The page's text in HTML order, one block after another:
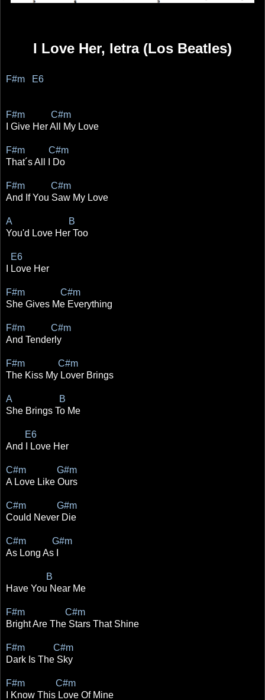
I Love Her, letra (Los Beatles)
F#m E6
F#m C#m
I Give Her All My Love
F#m C#m
That´s All I Do
F#m C#m
And If You Saw My Love
A B
You'd Love Her Too
E6
I Love Her
F#m C#m
She Gives Me Everything
F#m C#m
And Tenderly
F#m C#m
The Kiss My Lover Brings
A B
She Brings To Me
E6
And I Love Her
C#m G#m
A Love Like Ours
C#m G#m
Could Never Die
C#m G#m
As Long As I
B
Have You Near Me
F#m C#m
Bright Are The Stars That Shine
F#m C#m
Dark Is The Sky
F#m C#m
I Know This Love Of Mine